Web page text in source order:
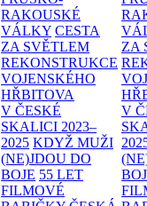
RAKOUSKÉ
VÁLKY CESTA
ZA SVĚTLEM
REKONSTRUKCE
VOJENSKÉHO
HŘBITOVA
V ČESKÉ
SKALICI 2023–
2025 KDYŽ MUŽI
(NE)JDOU DO
BOJE 55 LET
FILMOVÉ
ZA
V